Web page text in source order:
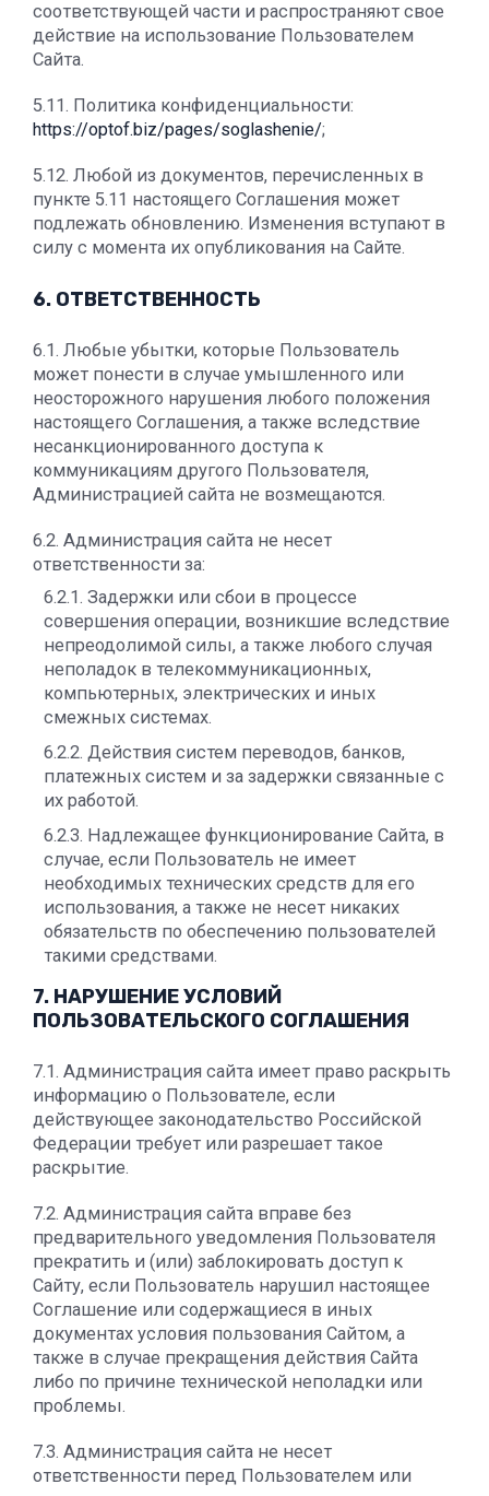
соответствующей части и распространяют свое
действие на использование Пользователем
Сайта.
5.11. Политика конфиденциальности:
https://optof.biz/pages/soglashenie/;
5.12. Любой из документов, перечисленных в
пункте 5.11 настоящего Соглашения может
подлежать обновлению. Изменения вступают в
силу с момента их опубликования на Сайте.
6. ОТВЕТСТВЕННОСТЬ
6.1. Любые убытки, которые Пользователь
может понести в случае умышленного или
неосторожного нарушения любого положения
настоящего Соглашения, а также вследствие
несанкционированного доступа к
коммуникациям другого Пользователя,
Администрацией сайта не возмещаются.
6.2. Администрация сайта не несет
ответственности за:
6.2.1. Задержки или сбои в процессе
совершения операции, возникшие вследствие
непреодолимой силы, а также любого случая
неполадок в телекоммуникационных,
компьютерных, электрических и иных
смежных системах.
6.2.2. Действия систем переводов, банков,
платежных систем и за задержки связанные с
их работой.
6.2.3. Надлежащее функционирование Сайта, в
случае, если Пользователь не имеет
необходимых технических средств для его
использования, а также не несет никаких
обязательств по обеспечению пользователей
такими средствами.
7. НАРУШЕНИЕ УСЛОВИЙ
ПОЛЬЗОВАТЕЛЬСКОГО СОГЛАШЕНИЯ
7.1. Администрация сайта имеет право раскрыть
информацию о Пользователе, если
действующее законодательство Российской
Федерации требует или разрешает такое
раскрытие.
7.2. Администрация сайта вправе без
предварительного уведомления Пользователя
прекратить и (или) заблокировать доступ к
Сайту, если Пользователь нарушил настоящее
Соглашение или содержащиеся в иных
документах условия пользования Сайтом, а
также в случае прекращения действия Сайта
либо по причине технической неполадки или
проблемы.
7.3. Администрация сайта не несет
ответственности перед Пользователем или